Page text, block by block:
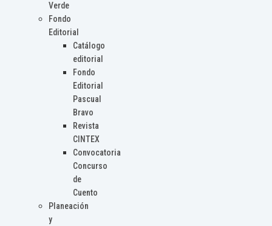
Verde
Fondo
Editorial
Catálogo
editorial
Fondo
Editorial
Pascual
Bravo
Revista
CINTEX
Convocatoria
Concurso
de
Cuento
Planeación
y